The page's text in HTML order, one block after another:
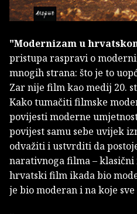
"Modernizam u
pristupa raspravi o
mnogih strana: što je to
Zar nije film kao medij 20.
Kako tumačiti filmske
povijesti moderne
povijest samu sebe uvijek
odvažiti i ustvrditi da
narativnoga filma – klasični
hrvatski film ikada bio
je bio moderan i na koje sve